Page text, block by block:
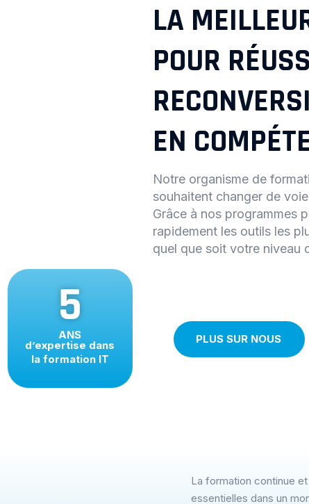
LA
POUR
EN
Notre organisme de
souhaitent changer de
Grâce à nos programmes
rapidement les outils les
quel que soit votre niveau
PLUS SUR NOUS
5
ANS
d’expertise dans
la formation IT
La formation continue
essentielles dans un